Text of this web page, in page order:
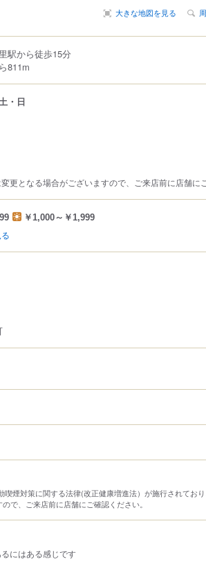
大きな地図を見る
駅から徒歩15分
811m
・日
更となる場合がございますので、ご来店前に店舗に
￥1,000～￥1,999
喫煙対策に関する法律(改正健康増進法）が施行されてお
で、ご来店前に店舗にご確認ください。
にはある感じです